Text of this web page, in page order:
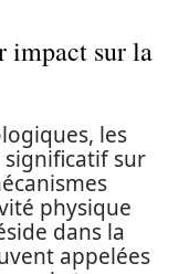
impact sur la
les
sur
physique
dans la
appelées